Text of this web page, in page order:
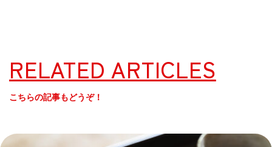
RELATED ARTICLES
こちらの記事もどうぞ！